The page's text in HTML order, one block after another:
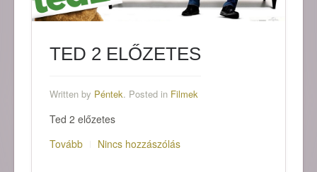
TED 2 ELŐZETES
Written by Péntek. Posted in Filmek
Ted 2 előzetes
Tovább
Nincs hozzászólás